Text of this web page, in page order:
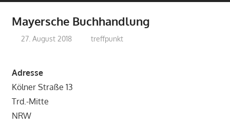
Mayersche Buchhandlung
27. August 2018 treffpunkt
Adresse
Kölner Straße 13
Trd.-Mitte
NRW